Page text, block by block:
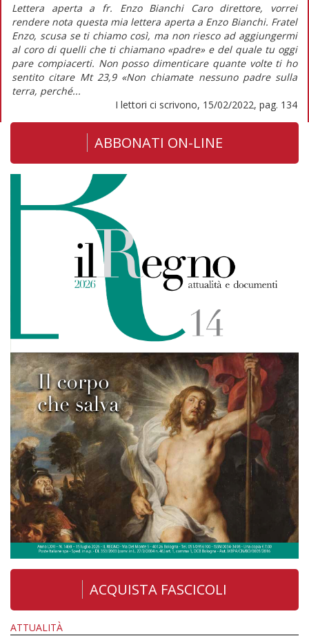
Lettera aperta a fr. Enzo Bianchi Caro direttore, vorrei
rendere nota questa mia lettera aperta a Enzo Bianchi. Fratel
Enzo, scusa se ti chiamo così, ma non riesco ad aggiungermi
al coro di quelli che ti chiamano «padre» e del quale tu oggi
pare compiacerti. Non posso dimenticare quante volte ti ho
sentito citare Mt 23,9 «Non chiamate nessuno padre sulla
terra, perché...
I lettori ci scrivono, 15/02/2022, pag. 134
ABBONATI ON-LINE
ACQUISTA FASCICOLI
ATTUALITÀ